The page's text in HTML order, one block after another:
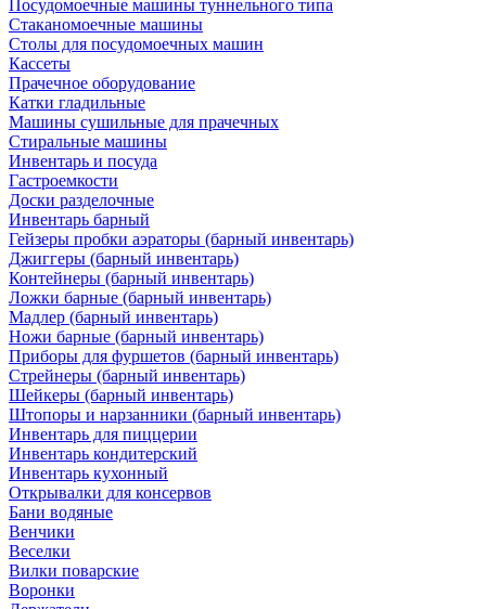
Посудомоечные машины туннельного типа
Стаканомоечные машины
Столы для посудомоечных машин
Кассеты
Прачечное оборудование
Катки гладильные
Машины сушильные для прачечных
Стиральные машины
Инвентарь и посуда
Гастроемкости
Доски разделочные
Инвентарь барный
Гейзеры пробки аэраторы (барный инвентарь)
Джиггеры (барный инвентарь)
Контейнеры (барный инвентарь)
Ложки барные (барный инвентарь)
Мадлер (барный инвентарь)
Ножи барные (барный инвентарь)
Приборы для фуршетов (барный инвентарь)
Стрейнеры (барный инвентарь)
Шейкеры (барный инвентарь)
Штопоры и нарзанники (барный инвентарь)
Инвентарь для пиццерии
Инвентарь кондитерский
Инвентарь кухонный
Открывалки для консервов
Бани водяные
Венчики
Веселки
Вилки поварские
Воронки